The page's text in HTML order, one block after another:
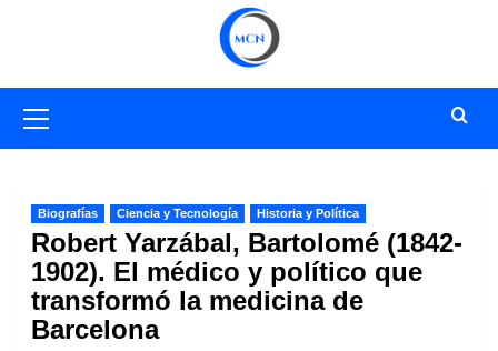
primario
Biografías Ciencia y Tecnología Historia y Política
Robert Yarzábal, Bartolomé (1842-
1902). El médico y político que
transformó la medicina de
Barcelona